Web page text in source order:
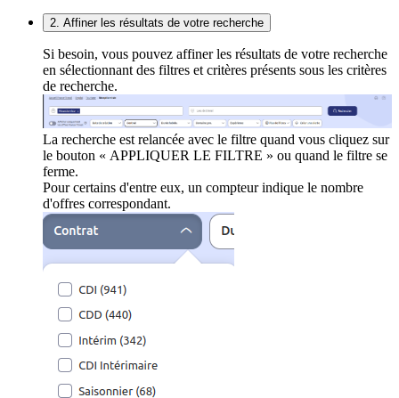
2. Affiner les résultats de votre recherche
Si besoin, vous pouvez affiner les résultats de votre recherche
en sélectionnant des filtres et critères présents sous les critères
de recherche.
La recherche est relancée avec le filtre quand vous cliquez sur
le bouton « APPLIQUER LE FILTRE » ou quand le filtre se
ferme.
Pour certains d'entre eux, un compteur indique le nombre
d'offres correspondant.